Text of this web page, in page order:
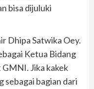
bisa dijuluki
Dhipa Satwika Oey.
Ketua Bidang
Jika kakek
sebagai bagian dari